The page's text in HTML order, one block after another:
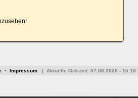
• Impressum | Aktuelle Ortszeit: 07.08.2026 - 15:10